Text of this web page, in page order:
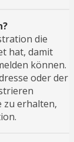
die
hat, damit
können.
oder der
zu erhalten,